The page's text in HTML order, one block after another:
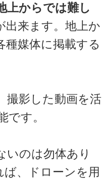
上からでは難し
出来ます。地上か
媒体に掲載する
撮影した動画を活
です。
いのは勿体あり
、ドローンを用